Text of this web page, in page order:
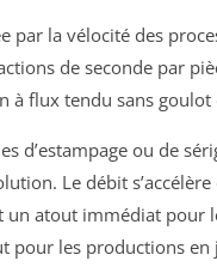
la vélocité des
de seconde par
flux tendu sans goulot
d’estampage ou de
Le débit
atout immédiat pour
pour les productions en